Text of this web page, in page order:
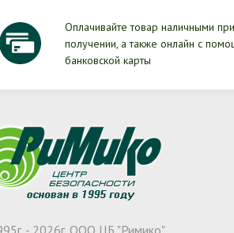
Оплачивайте товар наличными при
получении, а также онлайн с
банковской карты
- 2026г. ООО ЦБ "Римико"